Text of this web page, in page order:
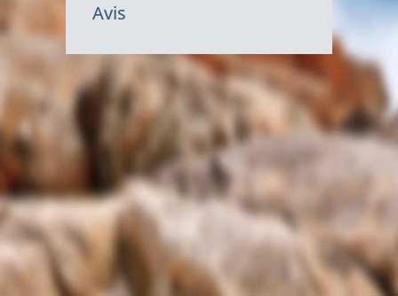
Avis
du
Canada